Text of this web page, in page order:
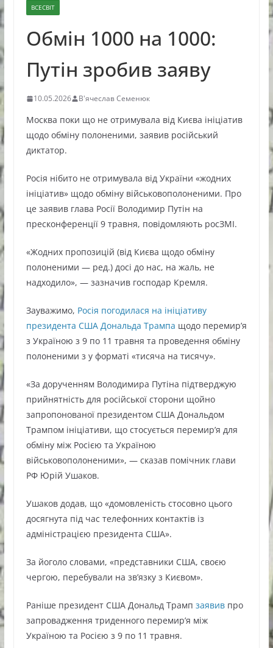
ВСЕСВІТ
Обмін 1000 на 1000:
Путін зробив заяву
10.05.2026 В'ячеслав Семенюк
Москва поки що не отримувала від Києва ініціатив
щодо обміну полоненими, заявив російський
диктатор.
Росія нібито не отримувала від України «жодних
ініціатив» щодо обміну військовополоненими. Про
це заявив глава Росії Володимир Путін на
пресконференції 9 травня, повідомляють росЗМІ.
«Жодних пропозицій (від Києва щодо обміну
полоненими — ред.) досі до нас, на жаль, не
надходило», — зазначив господар Кремля.
Зауважимо, Росія погодилася на ініціативу
президента США Дональда Трампа щодо перемир’я
з Україною з 9 по 11 травня та проведення обміну
полоненими з у форматі «тисяча на тисячу».
«За дорученням Володимира Путіна підтверджую
прийнятність для російської сторони щойно
запропонованої президентом США Дональдом
Трампом ініціативи, що стосується перемир’я для
обміну між Росією та Україною
військовополоненими», — сказав помічник глави
РФ Юрій Ушаков.
Ушаков додав, що «домовленість стосовно цього
досягнута під час телефонних контактів із
адміністрацією президента США».
За йоголо словами, «представники США, своєю
чергою, перебували на зв’язку з Києвом».
Раніше президент США Дональд Трамп заявив про
запровадження триденного перемир’я між
Україною та Росією з 9 по 11 травня.